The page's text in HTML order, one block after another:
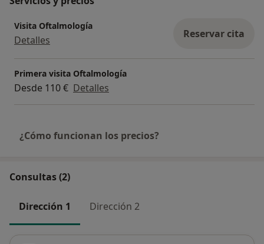
Visita Oftalmología
Detalles Reservar cita
Primera visita Oftalmología
Desde 110 € Detalles
¿Cómo funcionan los precios?
Consultas (2)
Dirección 1 Dirección 2